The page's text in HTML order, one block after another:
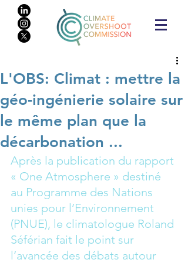
L'OBS: Climat : mettre la
géo-ingénierie solaire sur
le même plan que la
décarbonation ...
Après la publication du rapport
« One Atmosphere » destiné
au Programme des Nations
unies pour l’Environnement
(PNUE), le climatologue Roland
Séférian fait le point sur
l’avancée des débats autour